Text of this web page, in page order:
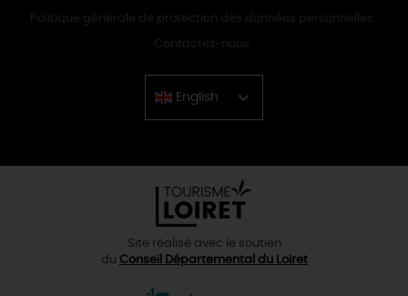
Politique générale de protection des données personnelles
Contactez-nous
English
Chinese
Site réalisé avec le soutien
du Conseil Départemental du Loiret